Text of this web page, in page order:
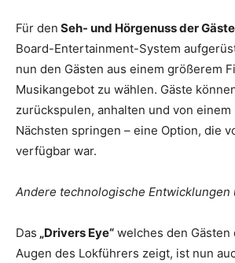
Für den Seh- und Hörgenuss der Gäste
Board-Entertainment-System
nun den Gästen aus einem größerem
Musikangebot zu wählen. Gäste
zurückspulen, anhalten und von einem
Nächsten springen – eine Option, die
verfügbar war.
Andere technologische Entwicklungen
Das „Drivers Eye“ welches den Gästen
Augen des Lokführers zeigt, ist nun